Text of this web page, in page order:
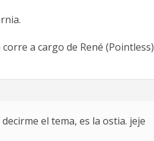
a cargo de René (Pointless)
el tema, es la ostia. jeje